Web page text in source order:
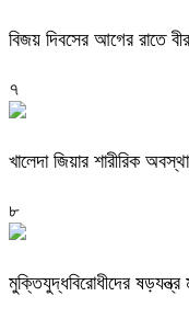
বিজয় দিবসের আগের রাতে
৭
খালেদা জিয়ার শারীরিক
৮
মুক্তিযুদ্ধবিরোধীদের ষড়যন্ত্র